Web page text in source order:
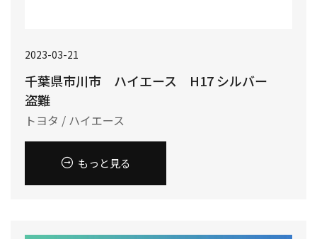
2023-03-21
千葉県市川市 ハイエース H17 シルバー
盗難
トヨタ / ハイエース
もっと見る